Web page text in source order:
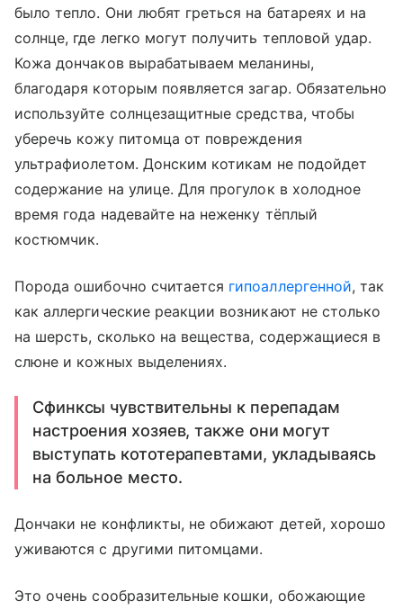
было тепло. Они любят греться на батареях и на
солнце, где легко могут получить тепловой удар.
Кожа дончаков вырабатываем меланины,
благодаря которым появляется загар. Обязательно
используйте солнцезащитные средства, чтобы
уберечь кожу питомца от повреждения
ультрафиолетом. Донским котикам не подойдет
содержание на улице. Для прогулок в холодное
время года надевайте на неженку тёплый
костюмчик.
Порода ошибочно считается гипоаллергенной, так
как аллергические реакции возникают не столько
на шерсть, сколько на вещества, содержащиеся в
слюне и кожных выделениях.
Сфинксы чувствительны к перепадам
настроения хозяев, также они могут
выступать кототерапевтами, укладываясь
на больное место.
Дончаки не конфликты, не обижают детей, хорошо
уживаются с другими питомцами.
Это очень сообразительные кошки, обожающие